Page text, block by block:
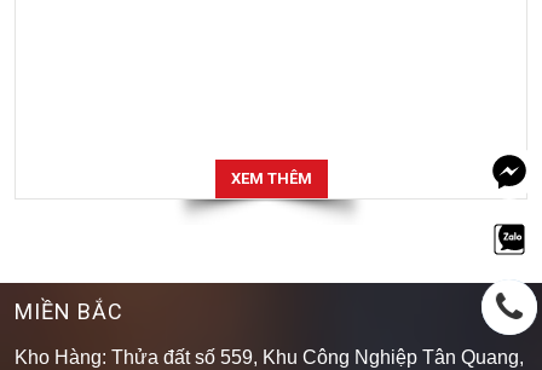
XEM THÊM
MIỀN BẮC
Kho Hàng: Thửa đất số 559, Khu Công Nghiệp Tân Quang,